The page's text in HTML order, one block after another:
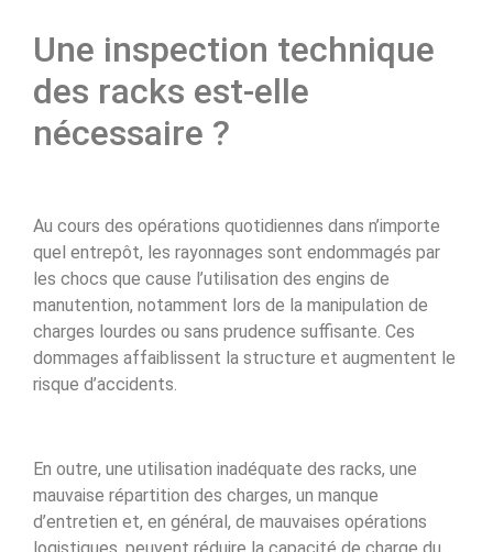
Une inspection technique
des racks est-elle
nécessaire ?
Au cours des opérations quotidiennes dans n’importe
quel entrepôt, les rayonnages sont endommagés par
les chocs que cause l’utilisation des engins de
manutention, notamment lors de la manipulation de
charges lourdes ou sans prudence suffisante. Ces
dommages affaiblissent la structure et augmentent le
risque d’accidents.
En outre, une utilisation inadéquate des racks, une
mauvaise répartition des charges, un manque
d’entretien et, en général, de mauvaises opérations